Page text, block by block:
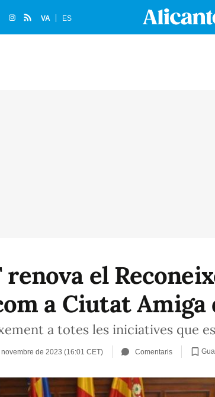
VA ES
renova el
a Ciutat
a totes les iniciatives que
de 2023 (16:01 CET) Comentaris